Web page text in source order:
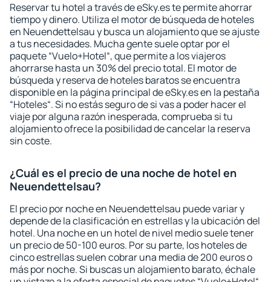
Reservar tu hotel a través de eSky.es te permite ahorrar
tiempo y dinero. Utiliza el motor de búsqueda de hoteles
en Neuendettelsau y busca un alojamiento que se ajuste
a tus necesidades. Mucha gente suele optar por el
paquete “Vuelo+Hotel“, que permite a los viajeros
ahorrarse hasta un 30% del precio total. El motor de
búsqueda y reserva de hoteles baratos se encuentra
disponible en la página principal de eSky.es en la pestaña
“Hoteles“. Si no estás seguro de si vas a poder hacer el
viaje por alguna razón inesperada, comprueba si tu
alojamiento ofrece la posibilidad de cancelar la reserva
sin coste.
¿Cuál es el precio de una noche de hotel en
Neuendettelsau?
El precio por noche en Neuendettelsau puede variar y
depende de la clasificación en estrellas y la ubicación del
hotel. Una noche en un hotel de nivel medio suele tener
un precio de 50-100 euros. Por su parte, los hoteles de
cinco estrellas suelen cobrar una media de 200 euros o
más por noche. Si buscas un alojamiento barato, échale